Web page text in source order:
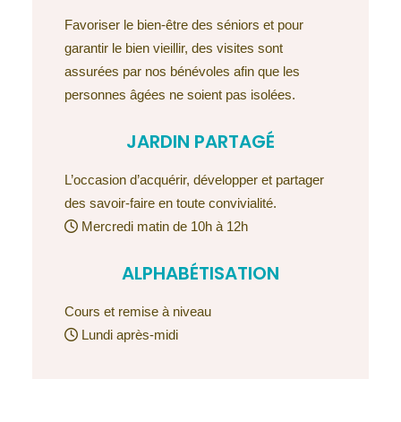
Favoriser le bien-être des séniors et pour
garantir le bien vieillir, des visites sont
assurées par nos bénévoles afin que les
personnes âgées ne soient pas isolées.
JARDIN PARTAGÉ
L’occasion d’acquérir, développer et partager
des savoir-faire en toute convivialité.
Mercredi matin de 10h à 12h
ALPHABÉTISATION
Cours et remise à niveau
Lundi après-midi